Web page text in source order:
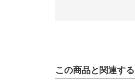
この商品と関連す